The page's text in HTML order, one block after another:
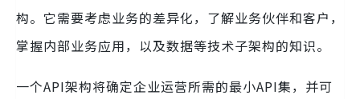
构。它需要考虑业务的差异化，了解业务伙伴和客户，
掌握内部业务应用，以及数据等技术子架构的知识。
一个API架构将确定企业运营所需的最小API集，并可